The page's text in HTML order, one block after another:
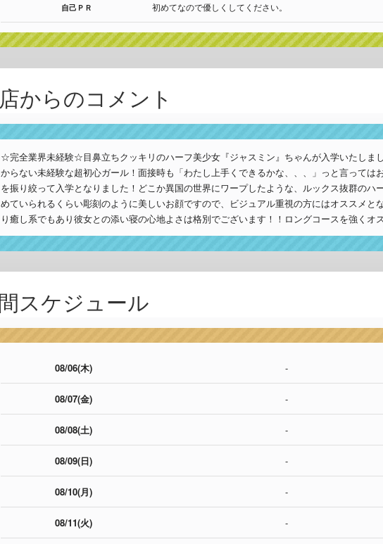
自己ＰＲ 初めてなので優しくしてください。
☆完全業界未経験☆目鼻立ちクッキリのハーフ美少女『ジャスミン』ちゃんが入学いたしま
からない未経験な超初心ガール！面接時も「わたし上手くできるかな、、、」っと言っては
を振り絞って入学となりました！どこか異国の世界にワープしたような、ルックス抜群のハ
めていられるくらい彫刻のように美しいお顔ですので、ビジュアル重視の方にはオススメと
り癒し系でもあり彼女との添い寝の心地よさは格別でございます！！ロングコースを強くオ
08/06(木) -
08/07(金) -
08/08(土) -
08/09(日) -
08/10(月) -
08/11(火) -